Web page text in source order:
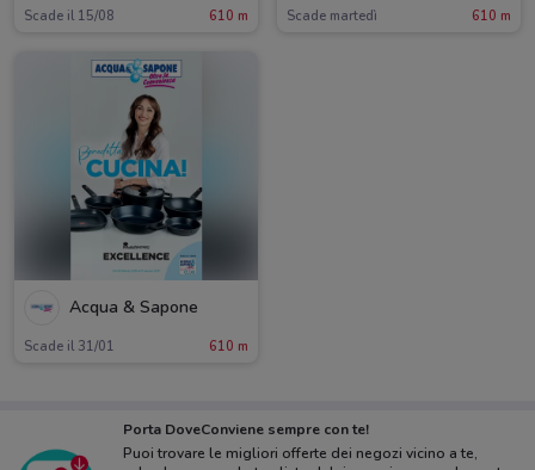
Scade il 15/08 610 m Scade martedì 610 m
Acqua & Sapone
Scade il 31/01 610 m
Porta DoveConviene sempre con te!
Puoi trovare le migliori offerte dei negozi vicino a te,